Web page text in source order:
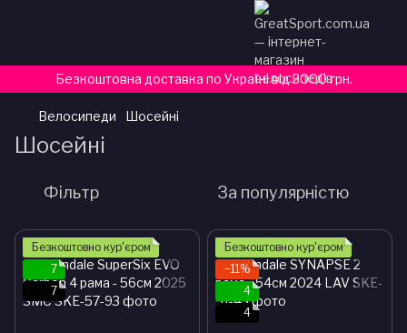
Безкоштовна доставка по Україні від 3000 грн.
Велосипеди Шосейні
Шосейні
Фільтр За популярністю
Безкоштовно кур'єром
7
7
Безкоштовно кур'єром
−11%
4
4